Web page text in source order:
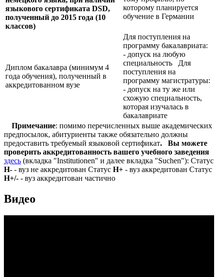
которому планируется
обучение в Германии
языкового сертификата DSD,
полученный до 2015 года (10
классов)
Диплом бакалавра (минимум 4
года обучения), полученный в
аккредитованном вузе
Для поступления на
программу бакалавриата:
- допуск на любую
специальность Для
поступления на
программу магистратуры:
- допуск на ту же или
схожую специальность,
которая изучалась в
бакалавриате
Примечание: помимо перечисленных выше академических
предпосылок, абитуриенты также обязательно должны
предоставить требуемый языковой сертификат.
Вы можете
проверить аккредитованность вашего учебного заведения
здесь (вкладка "Institutionen" и далее вкладка "Suchen"): Статус
Н- - вуз не аккредитован Статус Н+ - вуз аккредитован Статус
Н+/- - вуз аккредитован частично
Видео